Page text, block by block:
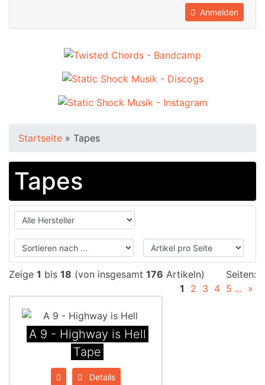
Anmelden
Startseite » Tapes
Tapes
Zeige 1 bis 18 (von insgesamt 176 Artikeln)
Seiten:
1
2 3 4 5 ... »
A 9 - Highway is Hell
Tape
Details